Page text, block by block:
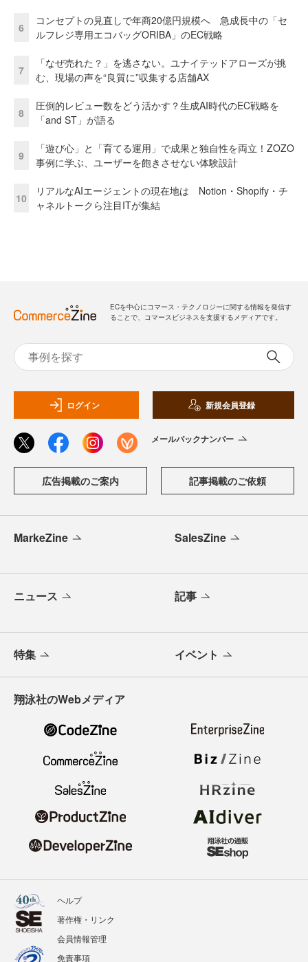
6
コンセプトの見直しで年商20億円規模へ 急成長中の「セ
ルフレジ専用エコバッグORIBA」のEC戦略
7
「なぜ売れた？」を逃さない。ユナイテッドアローズが挑
む、現場の声を“良質に”収集する店舗AX
8
圧倒的レビュー数をどう活かす？生成AI時代のEC戦略を
「and ST」が語る
9
「遊び心」と「育てる運用」で成果と独自性を両立！ZOZO
事例に学ぶ、ユーザーを飽きさせない体験設計
10
リアルなAIエージェントの現在地は Notion・Shopify・チ
ャネルトークら注目ITが集結
ECを中心にコマース・テクノロジーに関する情報を発信す
ることで、コマースビジネスを支援するメディアです。
ログイン 新規会員登録
メールバックナンバー
広告掲載のご案内 記事掲載のご依頼
MarkeZine SalesZine
ニュース 記事
特集 イベント
翔泳社のWebメディア
ヘルプ
著作権・リンク
会員情報管理
免責事項